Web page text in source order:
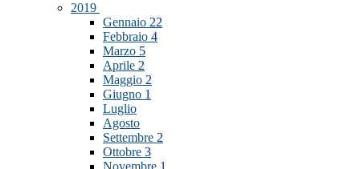
2019
Gennaio 22
Febbraio 4
Marzo 5
Aprile 2
Maggio 2
Giugno 1
Luglio
Agosto
Settembre 2
Ottobre 3